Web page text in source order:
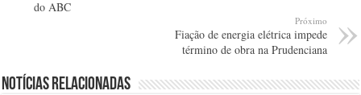
do ABC
Próximo
Fiação de energia elétrica impede
término de obra na Prudenciana
Notícias relacionadas